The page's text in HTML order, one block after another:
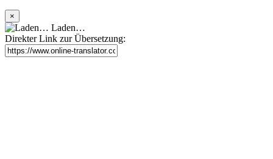
×
Laden…
Direkter Link zur Übersetzung: